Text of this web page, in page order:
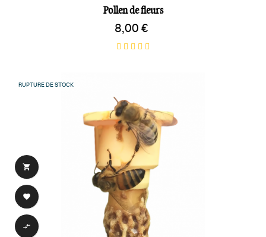
Pollen de fleurs
8,00 €
RUPTURE DE STOCK


